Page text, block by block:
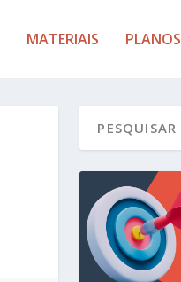
MATERIAIS PLANOS